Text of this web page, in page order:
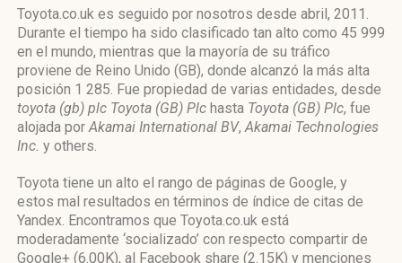
Toyota.co.uk es seguido por nosotros desde abril, 2011.
Durante el tiempo ha sido clasificado tan alto como 45 999
en el mundo, mientras que la mayoría de su tráfico
proviene de Reino Unido (GB), donde alcanzó la más alta
posición 1 285. Fue propiedad de varias entidades, desde
toyota (gb) plc Toyota (GB) Plc hasta Toyota (GB) Plc, fue
alojada porAkamai International BV,Akamai Technologies
Inc. y others.
Toyota tiene un alto el rango de páginas de Google, y
estos mal resultados en términos de índice de citas de
Yandex. Encontramos que Toyota.co.uk está
moderadamente ‘socializado’ con respecto compartir de
Google+ (6.00K), al Facebook share (2.15K) y menciones